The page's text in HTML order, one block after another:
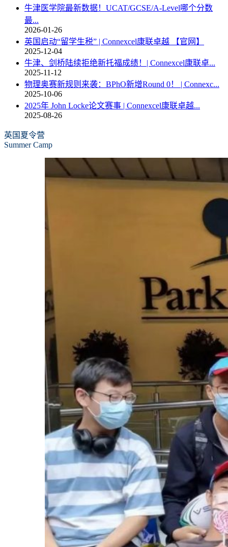
牛津医学院最新数据！UCAT/GCSE/A-Level哪个分数
最...
2026-01-26
英国启动“留学生税” | Connexcel康联卓越 【官网】
2025-12-04
牛津、剑桥陆续拒绝新托福成绩！| Connexcel康联卓...
2025-11-12
物理奥赛新规则来袭：BPhO新增Round 0！ | Connexc...
2025-10-06
2025年 John Locke论文赛事 | Connexcel康联卓越...
2025-08-26
英国夏令营
Summer Camp